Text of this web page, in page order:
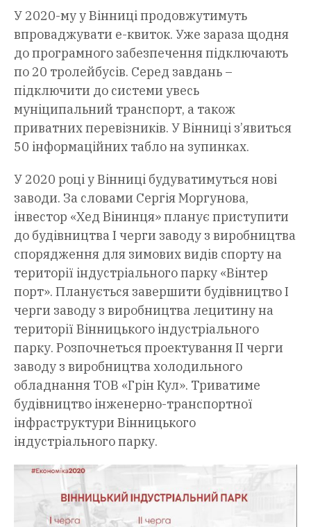
У 2020-му у Вінниці продовжутимуть
впроваджувати е-квиток. Уже зараза щодня
до програмного забезпечення підключають
по 20 тролейбусів. Серед завдань –
підключити до системи увесь
муніципальний транспорт, а також
приватних перевізників. У Вінниці з’явиться
50 інформаційних табло на зупинках.
У 2020 році у Вінниці будуватимуться нові
заводи. За словами Сергія Моргунова,
інвестор «Хед Вінинця» планує приступити
до будівництва І черги заводу з виробництва
спорядження для зимових видів спорту на
території індустріального парку «Вінтер
порт». Планується завершити будівництво І
черги заводу з виробництва лецитину на
території Вінницького індустріального
парку. Розпочнеться проектування ІІ черги
заводу з виробництва холодильного
обладнання ТОВ «Грін Кул». Триватиме
будівництво інженерно-транспортної
інфраструктури Вінницького
індустріального парку.